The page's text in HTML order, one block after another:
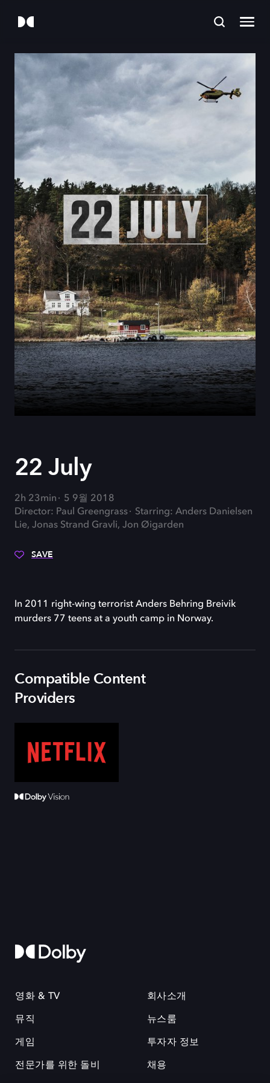
22 July
2h 23min
5 9월 2018
Director: Paul Greengrass
Starring: Anders Danielsen
Lie, Jonas Strand Gravli, Jon Øigarden
SAVE
In 2011 right-wing terrorist Anders Behring Breivik
murders 77 teens at a youth camp in Norway.
Compatible Content
Providers
영화 & TV
뮤직
게임
전문가를 위한 돌비
회사소개
뉴스룸
투자자 정보
채용